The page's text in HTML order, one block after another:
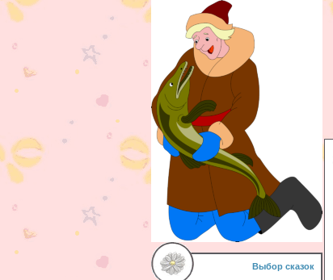
Выбор сказок